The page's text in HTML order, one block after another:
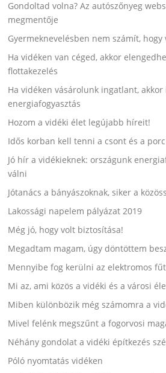
Gondoltad volna? Az autószőnyeg
megmentője
Gyermeknevelésben nem számít, hogy
Ha vidéken van céged, akkor
flottakezelés
Ha vidéken vásárolunk ingatlant, akkor
energiafogyasztás
Hozom a vidéki élet legújabb híreit!
Idős korban kell tenni a csont és a
Jó hír a vidékieknek: országunk
válni
Jótanács a bányászoknak, siker a
Lakossági napelem pályázat 2019
Még jó, hogy volt biztosítása!
Megadtam magam, úgy döntöttem
Mennyibe fog kerülni az elektromos
Mi az, ami közös a vidéki és a városi
Miben különbözik még számomra a
Mivel felénk megszűnt a fogorvosi
Néhány gondolat a vidéki építkezés
Póló nyomtatás vidéken